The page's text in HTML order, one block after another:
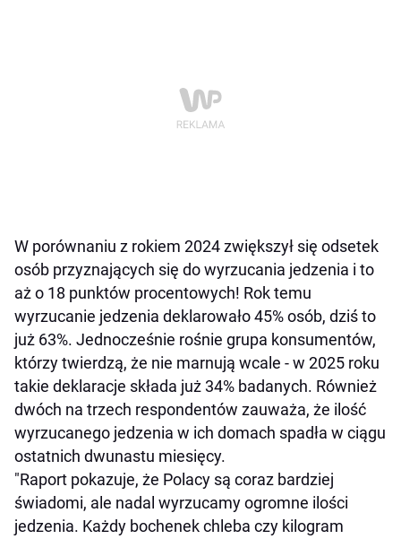
W porównaniu z rokiem 2024 zwiększył się odsetek
osób przyznających się do wyrzucania jedzenia i to
aż o 18 punktów procentowych! Rok temu
wyrzucanie jedzenia deklarowało 45% osób, dziś to
już 63%. Jednocześnie rośnie grupa konsumentów,
którzy twierdzą, że nie marnują wcale - w 2025 roku
takie deklaracje składa już 34% badanych. Również
dwóch na trzech respondentów zauważa, że ilość
wyrzucanego jedzenia w ich domach spadła w ciągu
ostatnich dwunastu miesięcy.
"Raport pokazuje, że Polacy są coraz bardziej
świadomi, ale nadal wyrzucamy ogromne ilości
jedzenia. Każdy bochenek chleba czy kilogram